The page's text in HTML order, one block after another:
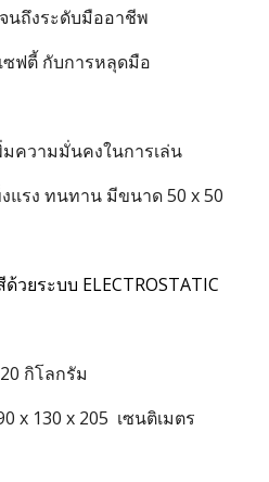
จนถึงระดับมืออาชีพ
ซฟตี้ กับการหลุดมือ
มความมั่นคงในการเล่น
แรง ทนทาน มีขนาด 50 x 50
วยระบบ ELECTROSTATIC
กิโลกรัม
x 130 x 205 เซนติเมตร